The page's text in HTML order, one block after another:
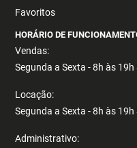
Favoritos
HORÁRIO DE
Vendas:
Segunda a Sexta - 8h às
Locação:
Segunda a Sexta - 8h às
Administrativo: